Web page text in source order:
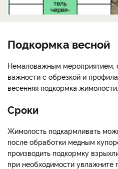
Подкормка весной
Немаловажным мероприятием,
важности с обрезкой и
весенняя подкормка жимолости.
Сроки
Жимолость подкармливать
после обработки медным
производить подкормку
при необходимости увлажните